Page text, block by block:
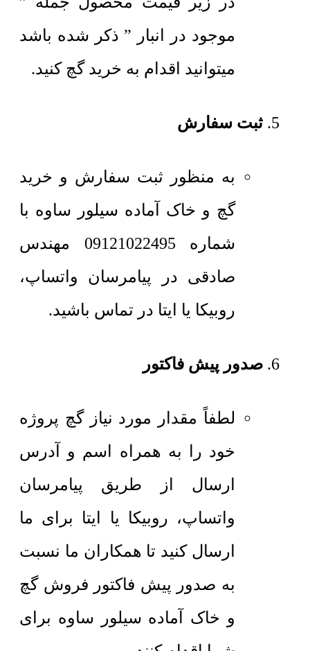
موجود در انبار ” ذکر شده باشد
میتوانید اقدام به خرید گچ کنید.
ثبت سفارش
به منظور ثبت سفارش و خرید
گچ و خاک آماده سیلور ساوه با
شماره 09121022495 مهندس
صادقی در پیامرسان واتساپ،
روبیکا یا ایتا در تماس باشید.
صدور پیش فاکتور
لطفاً مقدار مورد نیاز گچ پروژه
خود را به همراه اسم و آدرس
ارسال از طریق پیامرسان
واتساپ، روبیکا یا ایتا برای ما
ارسال کنید تا همکاران ما نسبت
به صدور پیش فاکتور فروش گچ
و خاک آماده سیلور ساوه برای